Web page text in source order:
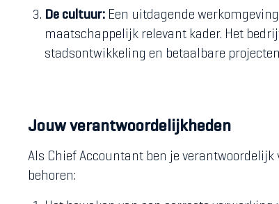
De cultuur: Een uitdagende
maatschappelijk relevant kader. Het
stadsontwikkeling en betaalbare
Jouw verantwoordelijkheden
Als Chief Accountant ben je verantwoordelijk
behoren: